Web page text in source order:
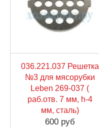
036.221.037 Решетка
№3 для мясорубки
Leben 269-037 (
раб.отв. 7 мм, h-4
мм, сталь)
600 руб